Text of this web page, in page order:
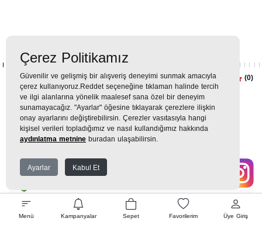
Menü Kampanyalar Sepet Favorilerim Üye Giriş
P 171 TB Ankastre Sürgülü
Aspiratör
(0)
7.699TL
753 TLx 9 Taksit =6.775 TL Ekstra İndirim %12 =
WHATSAPP SİPARİŞ
Çerez Politikamız
Güvenilir ve gelişmiş bir alışveriş deneyimi sunmak amacıyla
çerez kullanıyoruz.Reddet seçeneğine tıklaman halinde tercih
ve ilgi alanlarına yönelik maalesef sana özel bir deneyim
sunamayacağız. "Ayarlar" öğesine tıklayarak çerezlere ilişkin
onay ayarlarını değiştirebilirsin. Çerezler vasıtasıyla hangi
kişisel verileri topladığımız ve nasıl kullandığımız hakkında
aydınlatma metnine buradan ulaşabilirsin.
Ayarlar Kabul Et